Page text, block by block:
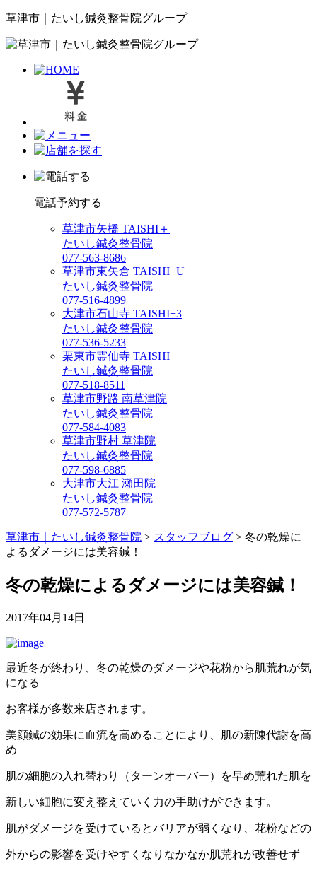
草津市｜たいし鍼灸整骨院グループ
電話予約する
草津市矢橋 TAISHI＋
たいし鍼灸整骨院
077-563-8686
草津市東矢倉 TAISHI+U
たいし鍼灸整骨院
077-516-4899
大津市石山寺 TAISHI+3
たいし鍼灸整骨院
077-536-5233
栗東市霊仙寺 TAISHI+
たいし鍼灸整骨院
077-518-8511
草津市野路 南草津院
たいし鍼灸整骨院
077-584-4083
草津市野村 草津院
たいし鍼灸整骨院
077-598-6885
大津市大江 瀬田院
たいし鍼灸整骨院
077-572-5787
草津市｜たいし鍼灸整骨院 > スタッフブログ > 冬の乾燥に
よるダメージには美容鍼！
冬の乾燥によるダメージには美容鍼！
2017年04月14日
最近冬が終わり、冬の乾燥のダメージや花粉から肌荒れが気
になる
お客様が多数来店されます。
美顔鍼の効果に血流を高めることにより、肌の新陳代謝を高
め
肌の細胞の入れ替わり（ターンオーバー）を早め荒れた肌を
新しい細胞に変え整えていく力の手助けができます。
肌がダメージを受けているとバリアが弱くなり、花粉などの
外からの影響を受けやすくなりなかなか肌荒れが改善せず